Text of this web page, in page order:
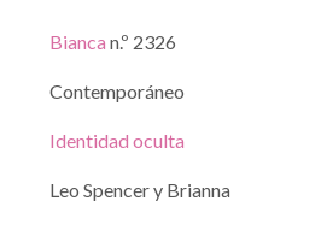
Bianca n.º 2326
Contemporáneo
Identidad oculta
Leo Spencer y Brianna